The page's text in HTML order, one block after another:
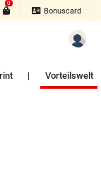
0
Bonuscard
| Vorteilswelt